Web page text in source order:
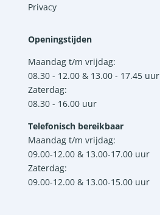
Privacy
Openingstijden
Maandag t/m vrijdag:
08.30 - 12.00 & 13.00 - 17.45 uur
Zaterdag:
08.30 - 16.00 uur
Telefonisch bereikbaar
Maandag t/m vrijdag:
09.00-12.00 & 13.00-17.00 uur
Zaterdag:
09.00-12.00 & 13.00-15.00 uur